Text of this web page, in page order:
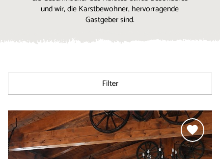
und wir, die Karstbewohner, hervorragende
Gastgeber sind.
Filter